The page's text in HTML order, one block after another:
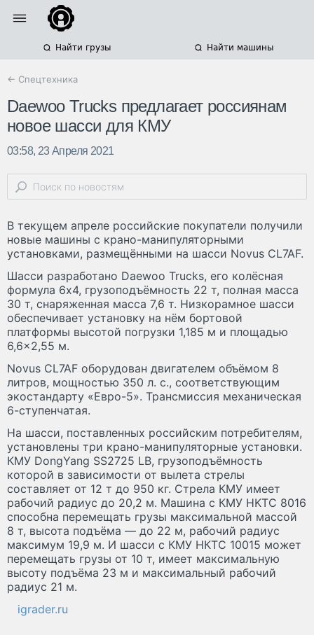
Найти грузы Найти машины
← Спецтехника
Daewoo Trucks предлагает россиянам
новое шасси для КМУ
03:58, 23 Апреля 2021
В текущем апреле российские покупатели получили
новые машины с крано-манипуляторными
установками, размещёнными на шасси Novus CL7AF.
Шасси разработано Daewoo Trucks, его колёсная
формула 6х4, грузоподъёмность 22 т, полная масса
30 т, снаряженная масса 7,6 т. Низкорамное шасси
обеспечивает установку на нём бортовой
платформы высотой погрузки 1,185 м и площадью
6,6×2,55 м.
Novus CL7AF оборудован двигателем объёмом 8
литров, мощностью 350 л. с., соответствующим
экостандарту «Евро-5». Трансмиссия механическая
6-ступенчатая.
На шасси, поставленных российским потребителям,
установлены три крано-манипуляторные установки.
КМУ DongYang SS2725 LB, грузоподъёмность
которой в зависимости от вылета стрелы
составляет от 12 т до 950 кг. Стрела КМУ имеет
рабочий радиус до 20,2 м. Машина с КМУ HKTC 8016
способна перемещать грузы максимальной массой
8 т, высота подъёма — до 22 м, рабочий радиус
максимум 19,9 м. И шасси с КМУ НКТС 10015 может
перемещать грузы от 10 т, имеет максимальную
высоту подъёма 23 м и максимальный рабочий
радиус 21 м.
igrader.ru